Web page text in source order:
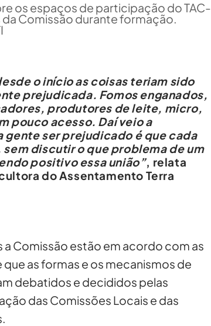
os espaços de participação do TAC-
Comissão durante formação.
o início as coisas teriam sido
prejudicada. Fomos enganados,
produtores de leite, micro,
pouco acesso. Daí veio a
gente ser prejudicado é que cada
discutir o que problema de um
positivo essa união”, relata
do Assentamento Terra
Comissão estão em acordo com as
as formas e os mecanismos de
debatidos e decididos pelas
das Comissões Locais e das